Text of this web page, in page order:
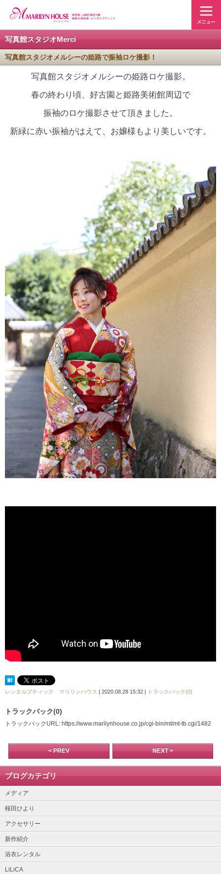
写真館スタジオMerci
写真館スタジオメルシーの姫路で振袖ロケ撮影！
写真館スタジオメルシーの姫路ロケ撮影。
春の終わり頃、好古園と姫路美術館周辺で
振袖のロケ撮影させて頂きました。
新緑に赤い振袖がはえて、お嬢様もより美しいです。
レンタルブティック マリリンハウス | 2020.08.28 15:32 | トラックバック(0)
トラックバック(0)
トラックバックURL: https://www.marilynhouse.co.jp/cgi-bin/mt/mt-tb.cgi/1482
< PREV NEXT >
ブログカテゴリ
メディア
桜田ひより
アクセサリー
新作紹介
浴衣レンタル
LiLiCA